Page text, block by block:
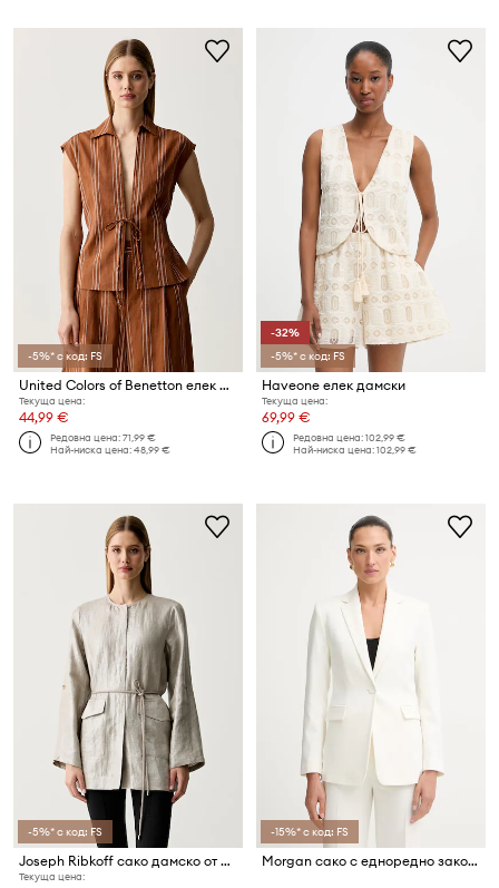
-5%* с код: FS
United Colors of Benetton елек дамски с лен
Текуща цена:
44,99 €
Редовна цена:71,99 €
Най-ниска цена:48,99 €
-32%
-5%* с код: FS
Haveone елек дамски
Текуща цена:
69,99 €
Редовна цена:102,99 €
Най-ниска цена:102,99 €
-5%* с код: FS
Joseph Ribkoff сако дамско от лен
Текуща цена:
-15%* с код: FS
Morgan сако с едноредно закопчаване дамско VCURL.F